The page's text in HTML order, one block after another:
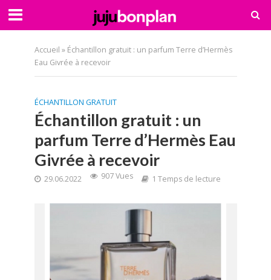
Accueil » Échantillon gratuit : un parfum Terre d’Hermès
Eau Givrée à recevoir
ÉCHANTILLON GRATUIT
Échantillon gratuit : un
parfum Terre d’Hermès Eau
Givrée à recevoir
29.06.2022 907 Vues 1 Temps de lecture